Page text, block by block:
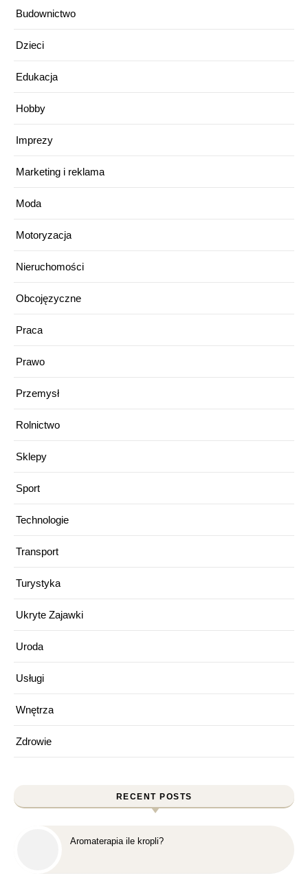
Budownictwo
Dzieci
Edukacja
Hobby
Imprezy
Marketing i reklama
Moda
Motoryzacja
Nieruchomości
Obcojęzyczne
Praca
Prawo
Przemysł
Rolnictwo
Sklepy
Sport
Technologie
Transport
Turystyka
Ukryte Zajawki
Uroda
Usługi
Wnętrza
Zdrowie
RECENT POSTS
Aromaterapia ile kropli?